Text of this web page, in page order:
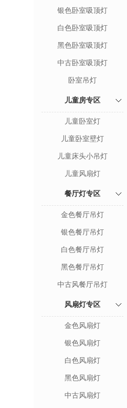
银色卧室吸顶灯
白色卧室吸顶灯
黑色卧室吸顶灯
中古卧室吸顶灯
卧室吊灯
儿童房专区
儿童卧室灯
儿童卧室壁灯
儿童床头小吊灯
儿童风扇灯
餐厅灯专区
金色餐厅吊灯
银色餐厅吊灯
白色餐厅吊灯
黑色餐厅吊灯
中古风餐厅吊灯
风扇灯专区
金色风扇灯
银色风扇灯
白色风扇灯
黑色风扇灯
中古风扇灯